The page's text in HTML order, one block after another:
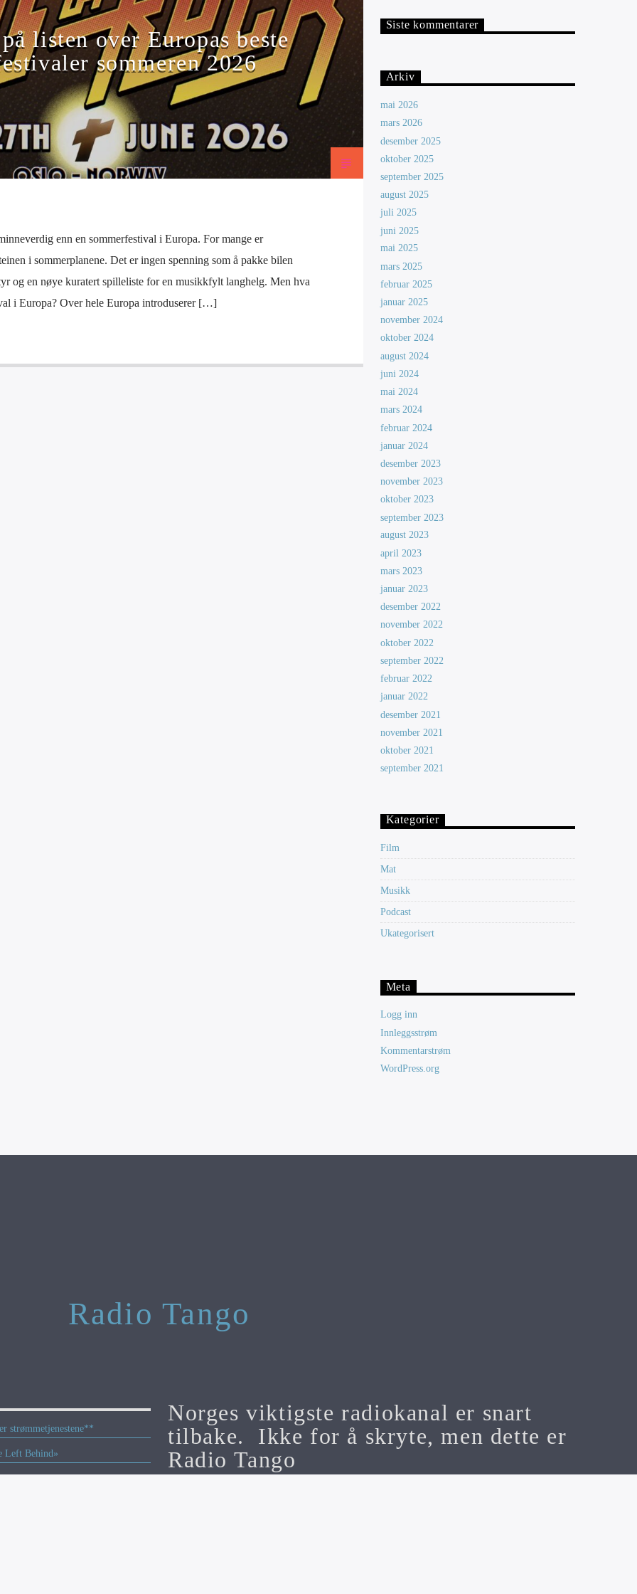
listen over Europas beste
sommeren 2026
enn en sommerfestival i Europa. For mange er
i sommerplanene. Det er ingen spenning som å pakke bilen
og en nøye kuratert spilleliste for en musikkfylt langhelg. Men hva
i Europa? Over hele Europa introduserer […]
Siste kommentarer
Arkiv
mai 2026
mars 2026
desember 2025
oktober 2025
september 2025
august 2025
juli 2025
juni 2025
mai 2025
mars 2025
februar 2025
januar 2025
november 2024
oktober 2024
august 2024
juni 2024
mai 2024
mars 2024
februar 2024
januar 2024
desember 2023
november 2023
oktober 2023
september 2023
august 2023
april 2023
mars 2023
januar 2023
desember 2022
november 2022
oktober 2022
september 2022
februar 2022
januar 2022
desember 2021
november 2021
oktober 2021
september 2021
Kategorier
Film
Mat
Musikk
Podcast
Ukategorisert
Meta
Logg inn
Innleggsstrøm
Kommentarstrøm
WordPress.org
Radio Tango
strømmetjenestene**
Left Behind»
Norges viktigste radiokanal er snart
tilbake. Ikke for å skryte, men dette er
Radio Tango